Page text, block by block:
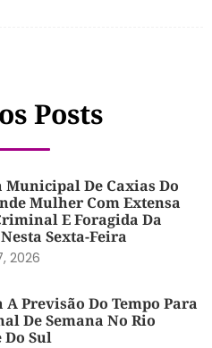
Posts
Municipal De Caxias Do
Mulher Com Extensa
E Foragida Da
Sexta-Feira
2026
Previsão Do Tempo Para
De Semana No Rio
Do Sul